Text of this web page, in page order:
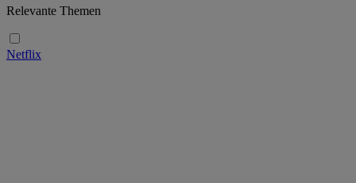
Relevante Themen
Netflix